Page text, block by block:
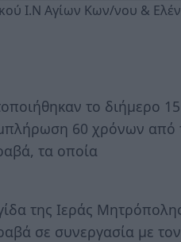
Ι.Ν Αγίων Κων/νου &
το διήμερο 15
60 χρόνων από
τα οποία
της Ιεράς
σε συνεργασία με τον